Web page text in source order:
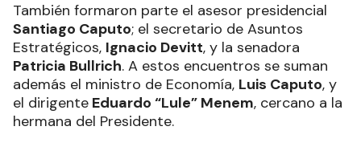
También formaron parte el asesor presidencial
Santiago Caputo; el secretario de Asuntos
Estratégicos, Ignacio Devitt, y la senadora
Patricia Bullrich. A estos encuentros se suman
además el ministro de Economía, Luis Caputo, y
el dirigente Eduardo “Lule” Menem, cercano a la
hermana del Presidente.